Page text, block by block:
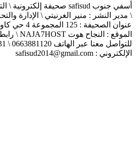
\ مدير النشر : منير الغرنيتي \ الإدارة
عنوان
الإلكتروني : safisud2014@gmail.com